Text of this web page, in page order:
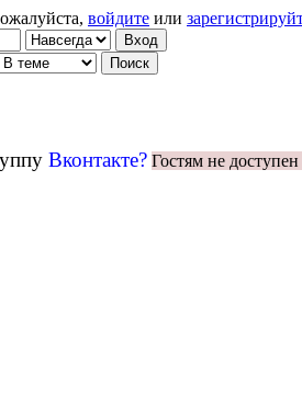
войдите или
Вконтакте? Гостям не